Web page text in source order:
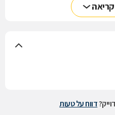
דווח על טעות